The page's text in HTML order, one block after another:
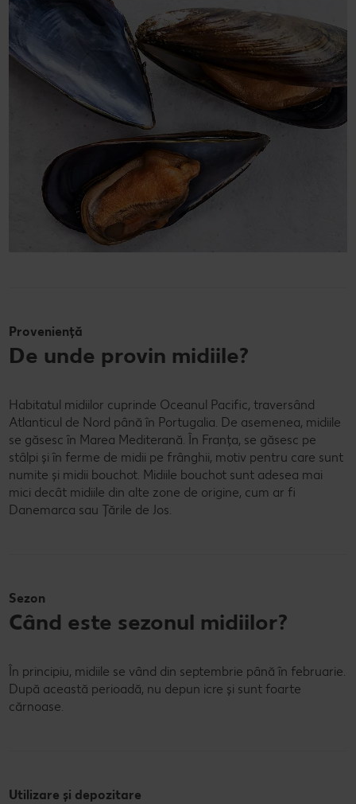
Proveniență
De unde provin midiile?
Habitatul midiilor cuprinde Oceanul Pacific, traversând
Atlanticul de Nord până în Portugalia. De asemenea, midiile
se găsesc în Marea Mediterană. În Franța, se găsesc pe
stâlpi și în ferme de midii pe frânghii, motiv pentru care sunt
numite și midii bouchot. Midiile bouchot sunt adesea mai
mici decât midiile din alte zone de origine, cum ar fi
Danemarca sau Țările de Jos.
Sezon
Când este sezonul midiilor?
În principiu, midiile se vând din septembrie până în februarie.
După această perioadă, nu depun icre și sunt foarte
cărnoase.
Utilizare și depozitare